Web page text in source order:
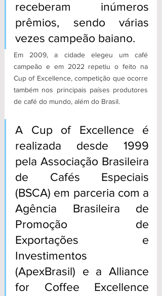
receberam inúmeros
prêmios, sendo várias
vezes campeão baiano.
Em 2009, a cidade elegeu um café
campeão e em 2022 repetiu o feito na
Cup of Excellence, competição que ocorre
também nos principais países produtores
de café do mundo, além do Brasil.
A Cup of Excellence é
realizada desde 1999
pela Associação Brasileira
de Cafés Especiais
(BSCA) em parceria com a
Agência Brasileira de
Promoção de
Exportações e
Investimentos
(ApexBrasil) e a Alliance
for Coffee Excellence